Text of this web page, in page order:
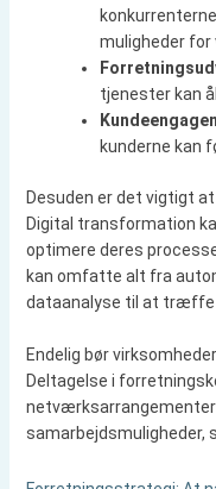
muligheder for
tjenester kan
kunderne kan
Desuden er det vigtigt
Digital transformation
optimere deres
kan omfatte alt fra
dataanalyse til at træffe
Endelig bør
Deltagelse i
netværksarrangementer
samarbejdsmuligheder,